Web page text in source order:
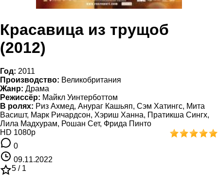
Красавица из трущоб
(2012)
Год: 2011
Производство: Великобритания
Жанр: Драма
Режиссёр: Майкл Уинтерботтом
В ролях: Риз Ахмед, Анураг Кашьяп, Сэм Хатингс, Мита
Васишт, Марк Ричардсон, Хэриш Ханна, Пратикша Сингх,
Лила Мадхурам, Рошан Сет, Фрида Пинто
HD 1080p
0
09.11.2022
5 / 1